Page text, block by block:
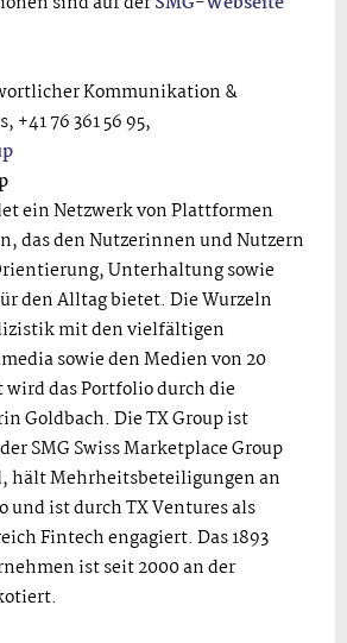
Kommunikation &
76 361 56 95,
ein Netzwerk von Plattformen
das den Nutzerinnen und Nutzern
Unterhaltung sowie
den Alltag bietet. Die Wurzeln
mit den vielfältigen
sowie den Medien von 20
das Portfolio durch die
Goldbach. Die TX Group ist
SMG Swiss Marketplace Group
hält Mehrheitsbeteiligungen an
und ist durch TX Ventures als
Fintech engagiert. Das 1893
ist seit 2000 an der